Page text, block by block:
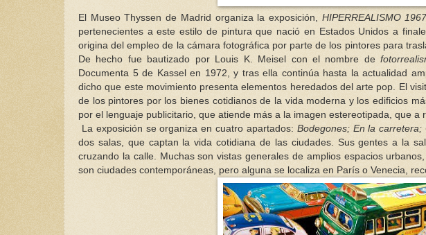
El Museo Thyssen de Madrid organiza la exposición, HIPERREALISMO
pertenecientes a este estilo de pintura que nació en Estados Unidos a
origina del empleo de la cámara fotográfica por parte de los pintores para
De hecho fue bautizado por Louis K. Meisel con el nombre de
Documenta 5 de Kassel en 1972, y tras ella continúa hasta la actualidad
dicho que este movimiento presenta elementos heredados del arte pop. El
de los pintores por los bienes cotidianos de la vida moderna y los edificios
por el lenguaje publicitario, que atiende más a la imagen estereotipada, que a
La exposición se organiza en cuatro apartados: Bodegones; En la carretera;
dos salas, que captan la vida cotidiana de las ciudades. Sus gentes a la
cruzando la calle. Muchas son vistas generales de amplios espacios
son ciudades contemporáneas, pero alguna se localiza en París o Venecia,